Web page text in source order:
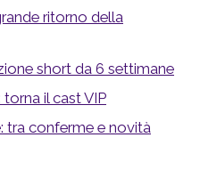
ritorno della
short da 6 settimane
il cast VIP
tra conferme e novità